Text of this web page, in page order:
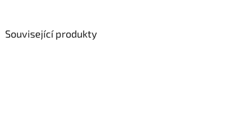
Související produkty